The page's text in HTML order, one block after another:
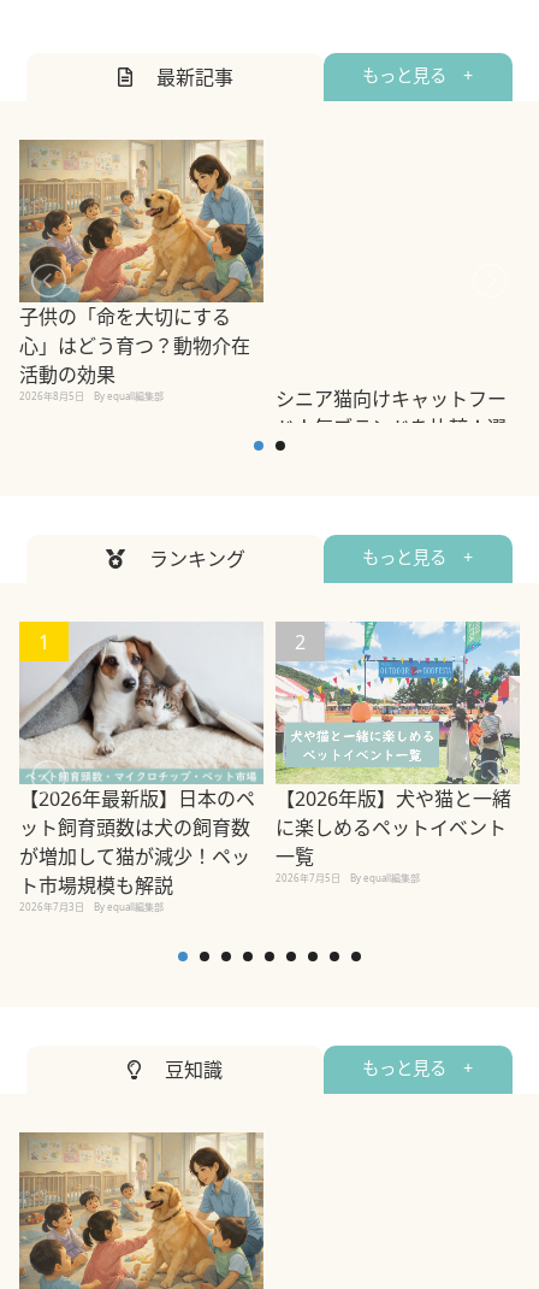
最新記事 もっと見る +
子供の「命を大切にする
心」はどう育つ？動物介在
活動の効果
2026年8月5日 By equall編集部
シニア猫向けキャットフー
ド人気ブランドを比較！選
び方や切り替えの注意点も
ランキング もっと見る +
1
【2026年最新版】日本のペ
ット飼育頭数は犬の飼育数
が増加して猫が減少！ペッ
ト市場規模も解説
2026年7月3日 By equall編集部
2
【2026年版】犬や猫と一緒
に楽しめるペットイベント
一覧
2026年7月5日 By equall編集部
豆知識 もっと見る +